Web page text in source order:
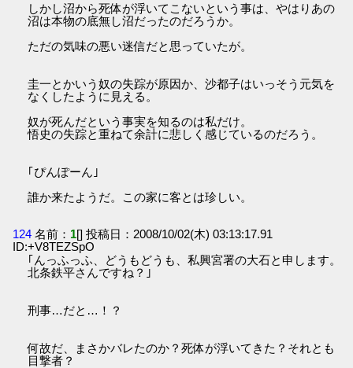
しかし沼から死体が浮いてこないという事は、やはりあの
沼は本物の底無し沼だったのだろうか。
ただの気味の悪い迷信だと思っていたが。
圭一とかいう奴の失踪が原因か、沙都子はいっそう元気を
なくしたように見える。
奴が死んだという事実を知るのは私だけ。
悟史の失踪と重ねて余計に悲しく感じているのだろう。
｢ぴんぽーん｣
誰か来たようだ。この家に客とは珍しい。
124 名前： 1[] 投稿日：2008/10/02(木) 03:13:17.91
ID:+V8TEZSpO
｢んっふっふ、どうもどうも、私興宮署の大石と申します。
北条鉄平さんですね？｣
刑事…だと…！？
何故だ、まさかバレたのか？死体が浮いてきた？それとも
目撃者？